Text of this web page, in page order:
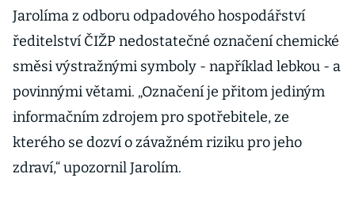
Jarolíma z odboru odpadového hospodářství
ředitelství ČIŽP nedostatečné označení chemické
směsi výstražnými symboly - například lebkou - a
povinnými větami. „Označení je přitom jediným
informačním zdrojem pro spotřebitele, ze
kterého se dozví o závažném riziku pro jeho
zdraví,“ upozornil Jarolím.